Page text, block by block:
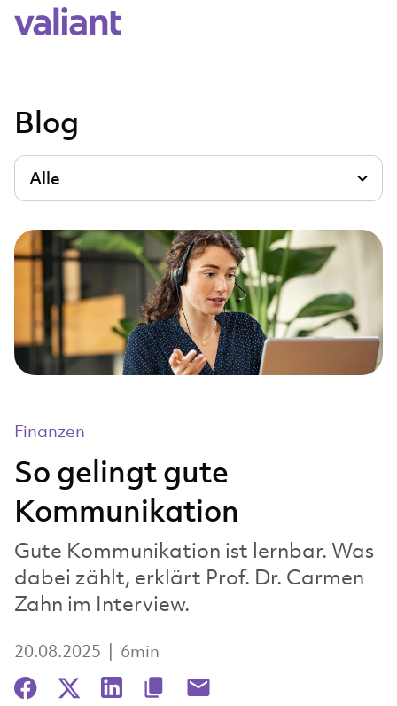
Blog
Alle
Finanzen
So gelingt gute
Kommunikation
Gute Kommunikation ist lernbar. Was
dabei zählt, erklärt Prof. Dr. Carmen
Zahn im Interview.
20.08.2025 | 6min